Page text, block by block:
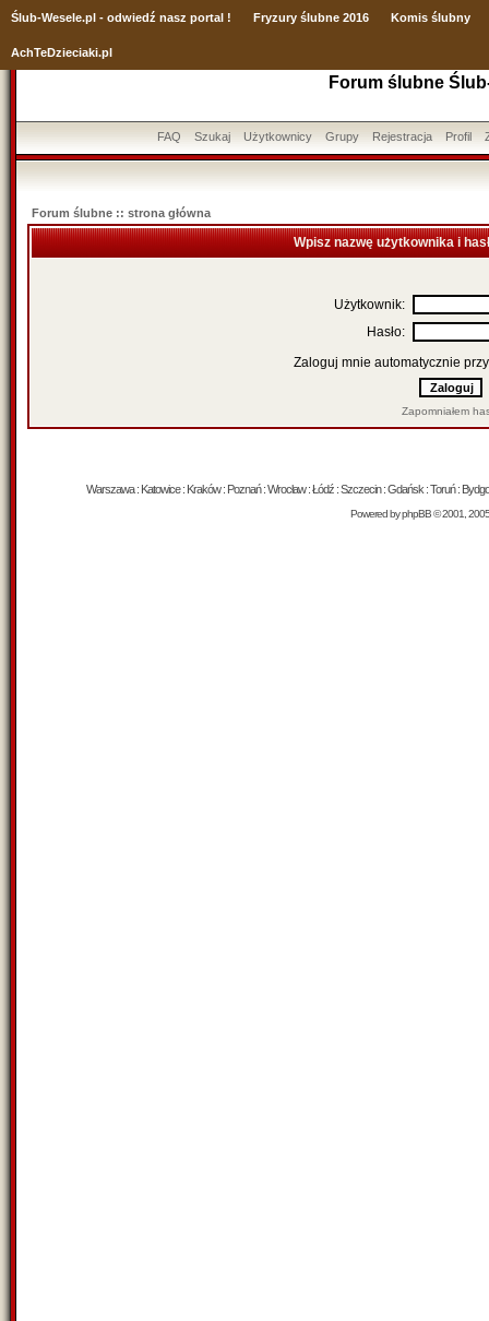
Ślub-Wesele.pl - odwiedź nasz portal ! Fryzury ślubne 2016 Komis ślubny
AchTeDzieciaki.pl
Forum ślubne
FAQ Szukaj Użytkownicy Grupy Rejestracja Profil
Forum ślubne :: strona główna
Wpisz nazwę użytkownika i
Użytkownik:
Hasło:
Zaloguj mnie automatycznie
Zapomniałem
Warszawa : Katowice : Kraków : Poznań : Wrocław : Łódź : Szczecin : Gdańsk : Toruń :
Powered byphpBB© 2001,